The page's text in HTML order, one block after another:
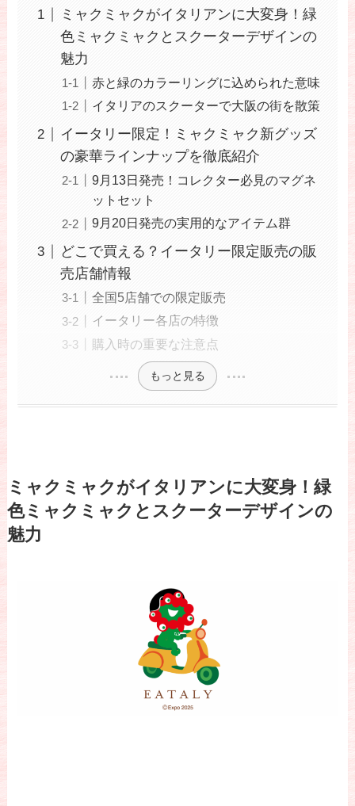
ミャクミャクがイタリアンに大変身！緑
色ミャクミャクとスクーターデザインの
魅力
赤と緑のカラーリングに込められた意味
イタリアのスクーターで大阪の街を散策
イータリー限定！ミャクミャク新グッズ
の豪華ラインナップを徹底紹介
9月13日発売！コレクター必見のマグネ
ットセット
9月20日発売の実用的なアイテム群
どこで買える？イータリー限定販売の販
売店舗情報
全国5店舗での限定販売
イータリー各店の特徴
購入時の重要な注意点
もっと見る
ミャクミャクがイタリアンに大変身！緑
色ミャクミャクとスクーターデザインの
魅力